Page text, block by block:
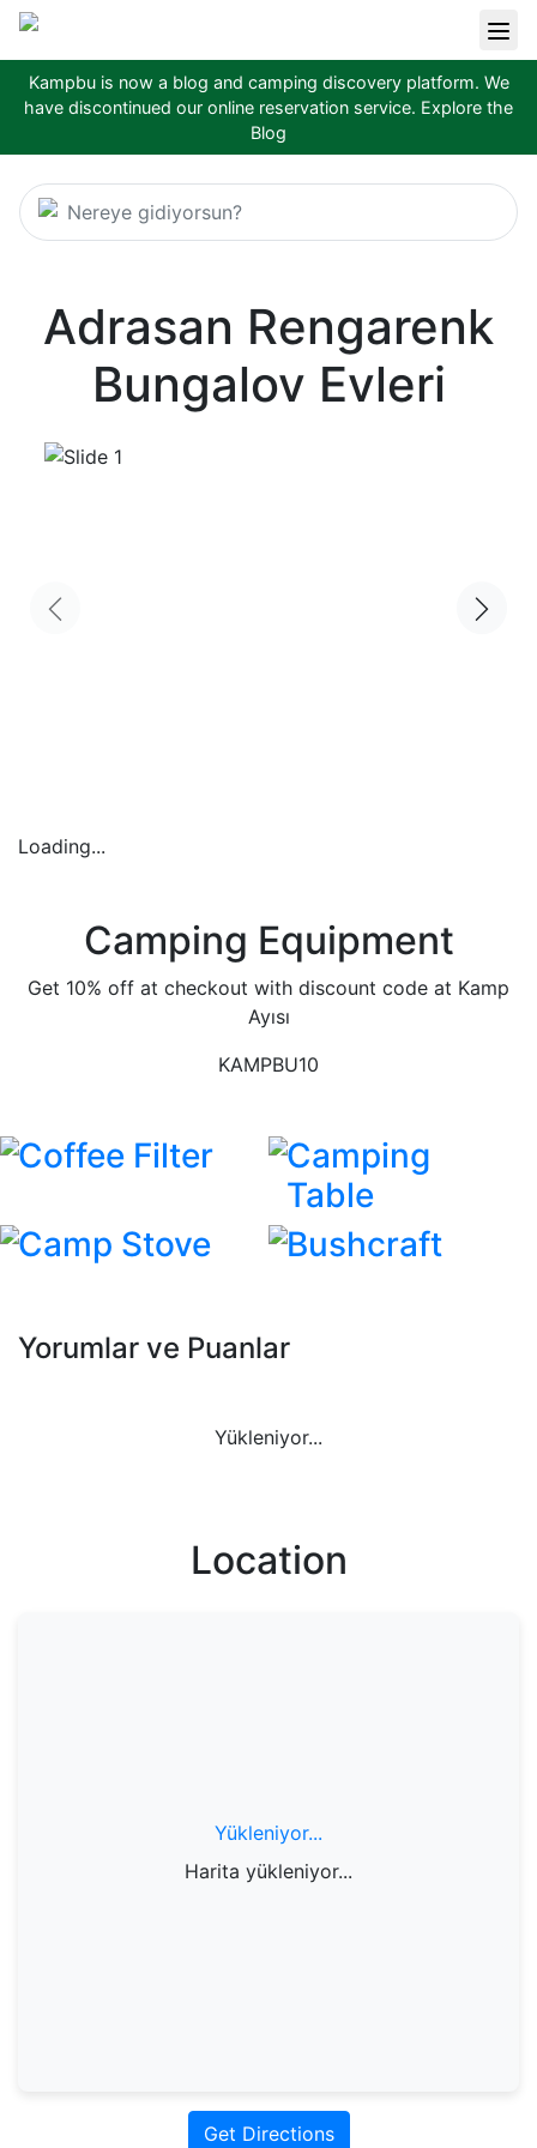
Kampbu is now a blog and camping discovery platform. We
have discontinued our online reservation service. Explore the
Blog
Nereye gidiyorsun?
Adrasan Rengarenk
Bungalov Evleri
Loading...
Camping Equipment
Get 10% off at checkout with discount code at Kamp
Ayısı
KAMPBU10
Coffee Filter
Camping
Table
Camp Stove
Bushcraft
Yorumlar ve Puanlar
Yükleniyor...
Location
Yükleniyor...
Harita yükleniyor...
Get Directions